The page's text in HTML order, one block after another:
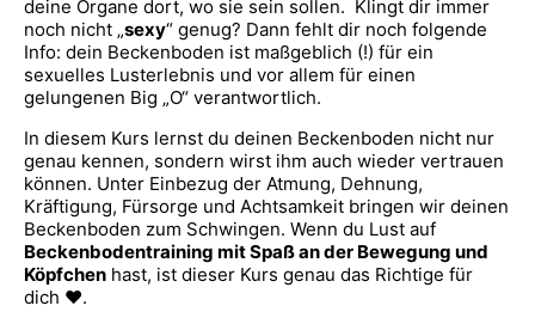
deine Organe dort, wo sie sein sollen. Klingt dir immer
noch nicht „sexy“ genug? Dann fehlt dir noch folgende
Info: dein Beckenboden ist maßgeblich (!) für ein
sexuelles Lusterlebnis und vor allem für einen
gelungenen Big „O“ verantwortlich.
In diesem Kurs lernst du deinen Beckenboden nicht nur
genau kennen, sondern wirst ihm auch wieder vertrauen
können. Unter Einbezug der Atmung, Dehnung,
Kräftigung, Fürsorge und Achtsamkeit bringen wir deinen
Beckenboden zum Schwingen. Wenn du Lust auf
Beckenbodentraining mit Spaß an der Bewegung und
Köpfchen hast, ist dieser Kurs genau das Richtige für
dich ♥.